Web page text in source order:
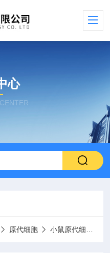
心
原代细胞 小鼠原代细胞